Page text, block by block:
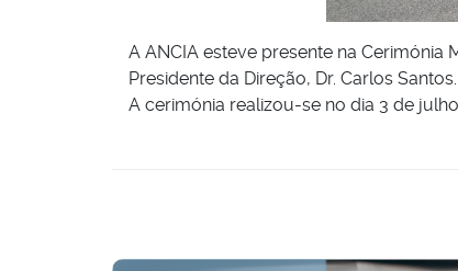
A ANCIA esteve presente na Cerimónia
Presidente da Direção, Dr. Carlos Santos.
A cerimónia realizou-se no dia 3 de